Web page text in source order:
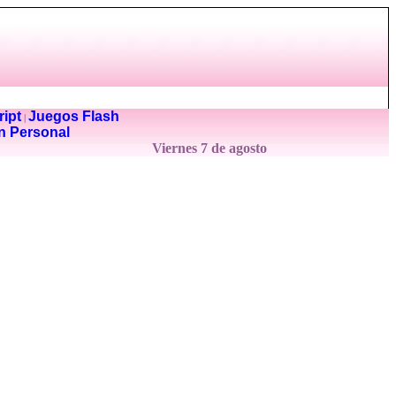
| Juegos Flash
Personal
Viernes 7 de agosto